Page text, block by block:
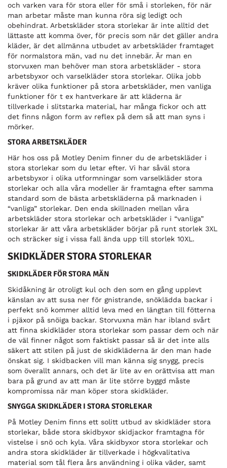
och varken vara för stora eller för små i storleken, för när
man arbetar måste man kunna röra sig ledigt och
obehindrat. Arbetskläder stora storlekar är inte alltid det
lättaste att komma över, för precis som när det gäller andra
kläder, är det allmänna utbudet av arbetskläder framtaget
för normalstora män, vad nu det innebär. Är man en
storvuxen man behöver man stora arbetskläder - stora
arbetsbyxor och varselkläder stora storlekar. Olika jobb
kräver olika funktioner på stora arbetskläder, men vanliga
funktioner för t ex hantverkare är att kläderna är
tillverkade i slitstarka material, har många fickor och att
det finns någon form av reflex på dem så att man syns i
mörker.
STORA ARBETSKLÄDER
Här hos oss på Motley Denim finner du de arbetskläder i
stora storlekar som du letar efter. Vi har såväl stora
arbetsbyxor i olika utformningar som varselkläder stora
storlekar och alla våra modeller är framtagna efter samma
standard som de bästa arbetskläderna på marknaden i
“vanliga” storlekar. Den enda skillnaden mellan våra
arbetskläder stora storlekar och arbetskläder i “vanliga”
storlekar är att våra arbetskläder börjar på runt storlek 3XL
och sträcker sig i vissa fall ända upp till storlek 10XL.
SKIDKLÄDER STORA STORLEKAR
SKIDKLÄDER FÖR STORA MÄN
Skidåkning är otroligt kul och den som en gång upplevt
känslan av att susa ner för gnistrande, snöklädda backar i
perfekt snö kommer alltid leva med en längtan till fötterna
i pjäxor på snöiga backar. Storvuxna män har ibland svårt
att finna skidkläder stora storlekar som passar dem och när
de väl finner något som faktiskt passar så är det inte alls
säkert att stilen på just de skidkläderna är den man hade
önskat sig. I skidbacken vill man känna sig snygg, precis
som överallt annars, och det är lite av en orättvisa att man
bara på grund av att man är lite större byggd måste
kompromissa när man köper stora skidkläder.
SNYGGA SKIDKLÄDER I STORA STORLEKAR
På Motley Denim finns ett solitt utbud av skidkläder stora
storlekar, både stora skidbyxor skidjackor framtagna för
vistelse i snö och kyla. Våra skidbyxor stora storlekar och
andra stora skidkläder är tillverkade i högkvalitativa
material som tål flera års användning i olika väder, samt